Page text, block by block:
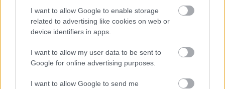
I want to allow Google to enable storage
related to advertising like cookies on web or
device identifiers in apps.
I want to allow my user data to be sent to
Google for online advertising purposes.
I want to allow Google to send me
Persze az is lehet, hogy csak Járai Zsigmondnak van
valami fasza export cége, úgyhogy megkérte Viktort,
legyen már gyengébb a forintunk.